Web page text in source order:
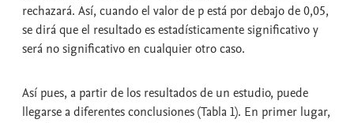
rechazará. Así, cuando el valor de p está por debajo de 0,05,
se dirá que el resultado esestadísticamente significativoy
será no significativoen cualquier otro caso.
Así pues, a partir de los resultados de un estudio, puede
llegarse a diferentes conclusiones (Tabla 1). En primer lugar,